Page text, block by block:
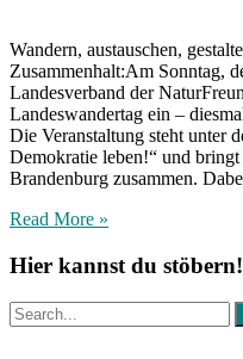
Wandern, austauschen,
Zusammenhalt:Am Sonntag,
Landesverband der
Landeswandertag ein –
Die Veranstaltung steht unter
Demokratie leben!“ und
Brandenburg zusammen.
Read More »
Hier kannst du stöbern!